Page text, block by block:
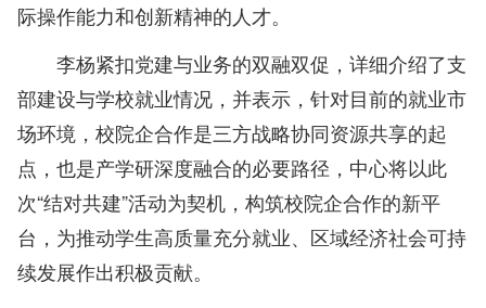
际操作能力和创新精神的人才。
李杨紧扣党建与业务的双融双促，详细介绍了支
部建设与学校就业情况，并表示，针对目前的就业市
场环境，校院企合作是三方战略协同资源共享的起
点，也是产学研深度融合的必要路径，中心将以此
次“结对共建”活动为契机，构筑校院企合作的新平
台，为推动学生高质量充分就业、区域经济社会可持
续发展作出积极贡献。